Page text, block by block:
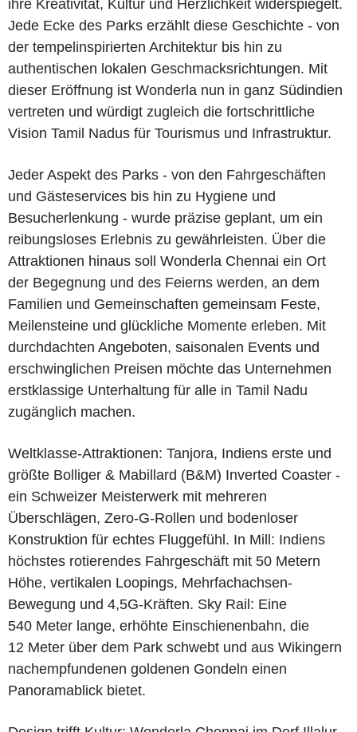
ihre Kreativität, Kultur und Herzlichkeit widerspiegelt.
Jede Ecke des Parks erzählt diese Geschichte - von
der tempelinspirierten Architektur bis hin zu
authentischen lokalen Geschmacksrichtungen. Mit
dieser Eröffnung ist Wonderla nun in ganz Südindien
vertreten und würdigt zugleich die fortschrittliche
Vision Tamil Nadus für Tourismus und Infrastruktur.
Jeder Aspekt des Parks - von den Fahrgeschäften
und Gästeservices bis hin zu Hygiene und
Besucherlenkung - wurde präzise geplant, um ein
reibungsloses Erlebnis zu gewährleisten. Über die
Attraktionen hinaus soll Wonderla Chennai ein Ort
der Begegnung und des Feierns werden, an dem
Familien und Gemeinschaften gemeinsam Feste,
Meilensteine und glückliche Momente erleben. Mit
durchdachten Angeboten, saisonalen Events und
erschwinglichen Preisen möchte das Unternehmen
erstklassige Unterhaltung für alle in Tamil Nadu
zugänglich machen.
Weltklasse-Attraktionen: Tanjora, Indiens erste und
größte Bolliger & Mabillard (B&M) Inverted Coaster -
ein Schweizer Meisterwerk mit mehreren
Überschlägen, Zero-G-Rollen und bodenloser
Konstruktion für echtes Fluggefühl. In Mill: Indiens
höchstes rotierendes Fahrgeschäft mit 50 Metern
Höhe, vertikalen Loopings, Mehrfachachsen-
Bewegung und 4,5G-Kräften. Sky Rail: Eine
540 Meter lange, erhöhte Einschienenbahn, die
12 Meter über dem Park schwebt und aus Wikingern
nachempfundenen goldenen Gondeln einen
Panoramablick bietet.